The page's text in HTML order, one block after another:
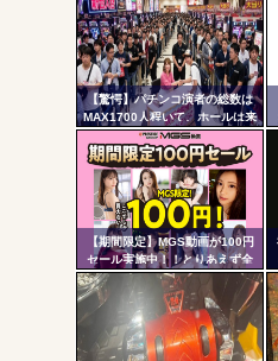
【驚愕】パチンコ演者の総数は
MAX1700人程いて、ホールは来
店イベントなどに年間で約280億
円も払っている模様
【期間限定】MGS動画が100円
セール実施中！！とりあえず全
部買うやろｗｗｗｗｗ
ル